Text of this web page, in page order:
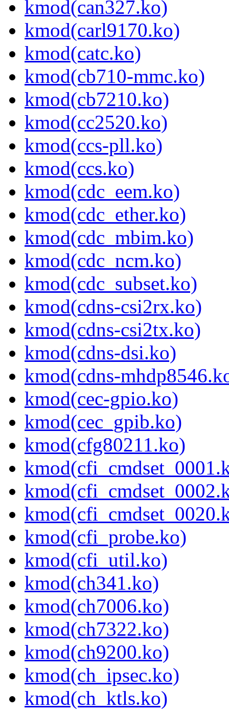
kmod(can327.ko)
kmod(carl9170.ko)
kmod(catc.ko)
kmod(cb710-mmc.ko)
kmod(cb7210.ko)
kmod(cc2520.ko)
kmod(ccs-pll.ko)
kmod(ccs.ko)
kmod(cdc_eem.ko)
kmod(cdc_ether.ko)
kmod(cdc_mbim.ko)
kmod(cdc_ncm.ko)
kmod(cdc_subset.ko)
kmod(cdns-csi2rx.ko)
kmod(cdns-csi2tx.ko)
kmod(cdns-dsi.ko)
kmod(cdns-
kmod(cec-gpio.ko)
kmod(cec_gpib.ko)
kmod(cfg80211.ko)
kmod(cfi_probe.ko)
kmod(cfi_util.ko)
kmod(ch341.ko)
kmod(ch7006.ko)
kmod(ch7322.ko)
kmod(ch9200.ko)
kmod(ch_ipsec.ko)
kmod(ch_ktls.ko)